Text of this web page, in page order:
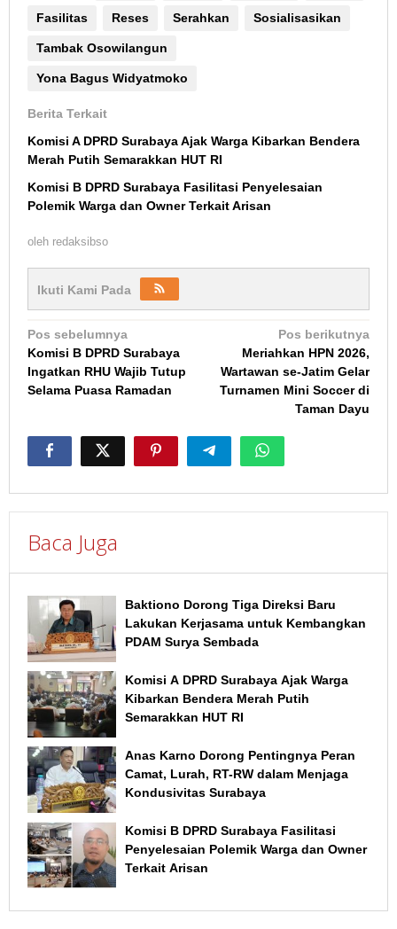
Fasilitas Reses Serahkan Sosialisasikan
Tambak Osowilangun
Yona Bagus Widyatmoko
Berita Terkait
Komisi A DPRD Surabaya Ajak Warga Kibarkan Bendera
Merah Putih Semarakkan HUT RI
Komisi B DPRD Surabaya Fasilitasi Penyelesaian
Polemik Warga dan Owner Terkait Arisan
oleh redaksibso
Ikuti Kami Pada
Navigasi
pos
Pos sebelumnya
Komisi B DPRD Surabaya
Ingatkan RHU Wajib Tutup
Selama Puasa Ramadan
Pos berikutnya
Meriahkan HPN 2026,
Wartawan se-Jatim Gelar
Turnamen Mini Soccer di
Taman Dayu
Baca Juga
Baktiono Dorong Tiga Direksi Baru
Lakukan Kerjasama untuk Kembangkan
PDAM Surya Sembada
Komisi A DPRD Surabaya Ajak Warga
Kibarkan Bendera Merah Putih
Semarakkan HUT RI
Anas Karno Dorong Pentingnya Peran
Camat, Lurah, RT-RW dalam Menjaga
Kondusivitas Surabaya
Komisi B DPRD Surabaya Fasilitasi
Penyelesaian Polemik Warga dan Owner
Terkait Arisan